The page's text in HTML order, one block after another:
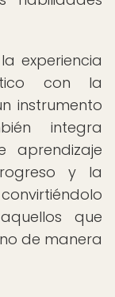
experiencia
con la
instrumento
integra
aprendizaje
y la
que
de manera